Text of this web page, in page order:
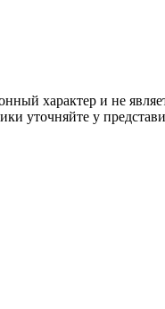
характер и не
уточняйте у